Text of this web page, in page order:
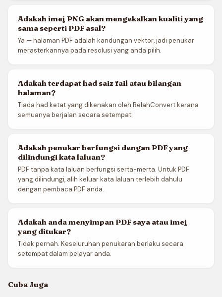
Adakah imej PNG akan mengekalkan kualiti yang
sama seperti PDF asal?
Ya — halaman PDF adalah kandungan vektor, jadi penukar
merasterkannya pada resolusi yang anda pilih.
Adakah terdapat had saiz fail atau bilangan
halaman?
Tiada had ketat yang dikenakan oleh RelahConvert kerana
semuanya berjalan secara setempat.
Adakah penukar berfungsi dengan PDF yang
dilindungi kata laluan?
PDF tanpa kata laluan berfungsi serta-merta. Untuk PDF
yang dilindungi, alih keluar kata laluan terlebih dahulu
dengan pembaca PDF anda.
Adakah anda menyimpan PDF saya atau imej
yang ditukar?
Tidak pernah. Keseluruhan penukaran berlaku secara
setempat dalam pelayar anda.
Cuba Juga